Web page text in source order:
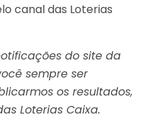
canal das Loterias
do site da
sempre ser
os resultados,
Loterias Caixa.